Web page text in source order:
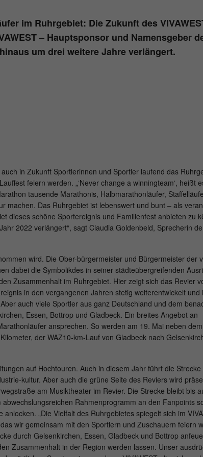
im Ruhrgebiet: Die Zukunft des
– Hauptsponsor und Namensgeber
um drei weitere Jahre verlängert.
in Zukunft Sportlerinnen und Sportler laufend das
feiern werden. „‘Never change a winningteam‘, heißt
tausende Marathonis, Halbmarathonläufer,
machen. Das Ruhrgebiet ist lebenswert und bunt – als
dieses schöne Sportereignis und Familienfest anbieten zu
2022 verlängert“, sagt Claudia Goldenbeld, Sprecherin
wird. Die Ober-bürgermeister und Bürgermeister der
dabei die Symbolikdes in seiner städteübergreifenden
Zusammenhalt im Ruhrgebiet. Hier zeigt sich das Revier
in den vergangenen Jahren stetig weiterentwickelt und
auch viele Sportler aus ganz Deutschland und dem
Essen, Bottrop und Gladbeck. Ein breites Angebot an
ansprechen. So werden am 19. Mai neben
der WAZ10-km-Lauf von Gladbeck nach
auf Hochtouren. Auch in diesem Jahr führt die
kultur. Aber auch die grüne Seite des Reviers wird
am Musiktheater im Revier. Die Strecke bleibt bis
Rahmenprogramm an den Fanpoints
„Die Vielfalt des Ruhrgebietes spiegelt sich im
wir gemeinsam mit den Sportlern und Zuschauern feiern
durch Gelsenkirchen, Essen, Gladbeck und Bottrop
Zusammenhalt in der Region werden lassen. Unser
status of the user for cookies
domain.
to track the visitor's page
the session.
is installed by Google Analytics. The
the analysis report of the website.
store information anonymously and
generated number to identify